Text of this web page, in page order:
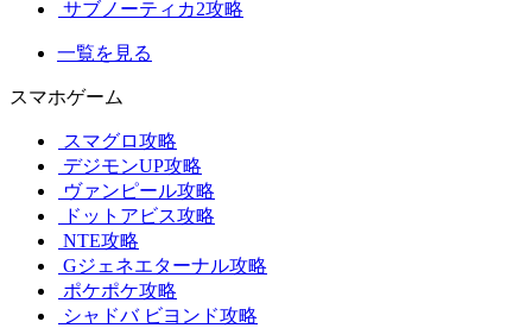
サブノーティカ2攻略
一覧を見る
スマホゲーム
スマグロ攻略
デジモンUP攻略
ヴァンピール攻略
ドットアビス攻略
NTE攻略
Gジェネエターナル攻略
ポケポケ攻略
シャドバ ビヨンド攻略